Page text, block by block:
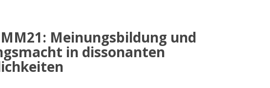
Meinungsbildung und
in dissonanten